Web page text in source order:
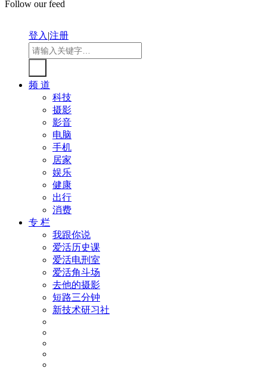
Follow our feed
登入|注册
频 道
科技
摄影
影音
电脑
手机
居家
娱乐
健康
出行
消费
专 栏
我跟你说
爱活历史课
爱活电刑室
爱活角斗场
去他的摄影
短路三分钟
新技术研习社